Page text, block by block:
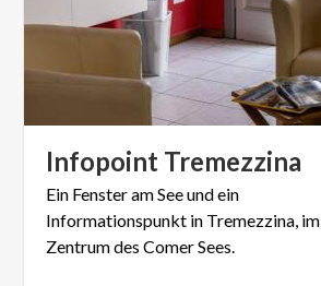
Infopoint Tremezzina
Ein Fenster am See und ein
Informationspunkt in Tremezzina, im
Zentrum des Comer Sees.